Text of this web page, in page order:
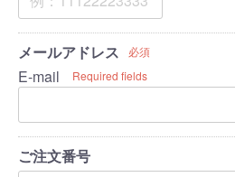
メールアドレス 必須
E-mail Required fields
ご注文番号